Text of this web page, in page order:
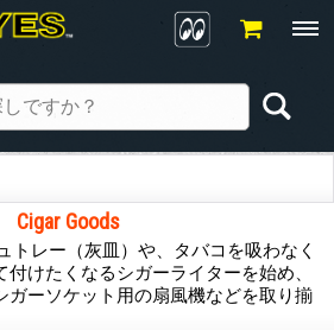
Cigar Goods
トレー（灰皿）や、タバコを吸わなく
けたくなるシガーライターを始め、
ガーソケット用の扇風機などを取り揃